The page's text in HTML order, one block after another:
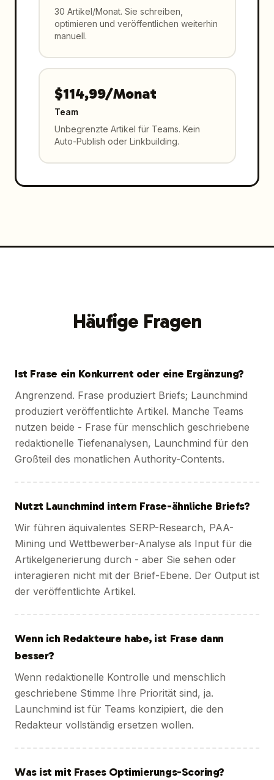
30 Artikel/Monat. Sie schreiben,
optimieren und veröffentlichen weiterhin
manuell.
$114,99/Monat
Team
Unbegrenzte Artikel für Teams. Kein
Auto-Publish oder Linkbuilding.
Häufige Fragen
Ist Frase ein Konkurrent oder eine Ergänzung?
Angrenzend. Frase produziert Briefs; Launchmind
produziert veröffentlichte Artikel. Manche Teams
nutzen beide - Frase für menschlich geschriebene
redaktionelle Tiefenanalysen, Launchmind für den
Großteil des monatlichen Authority-Contents.
Nutzt Launchmind intern Frase-ähnliche Briefs?
Wir führen äquivalentes SERP-Research, PAA-
Mining und Wettbewerber-Analyse als Input für die
Artikelgenerierung durch - aber Sie sehen oder
interagieren nicht mit der Brief-Ebene. Der Output ist
der veröffentlichte Artikel.
Wenn ich Redakteure habe, ist Frase dann
besser?
Wenn redaktionelle Kontrolle und menschlich
geschriebene Stimme Ihre Priorität sind, ja.
Launchmind ist für Teams konzipiert, die den
Redakteur vollständig ersetzen wollen.
Was ist mit Frases Optimierungs-Scoring?